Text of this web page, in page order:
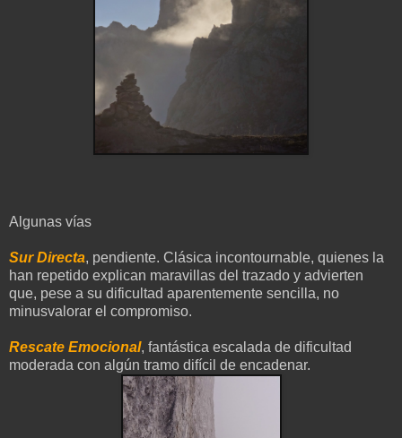
Algunas vías
Sur Directa, pendiente. Clásica incontournable, quienes la
han repetido explican maravillas del trazado y advierten
que, pese a su dificultad aparentemente sencilla, no
minusvalorar el compromiso.
Rescate Emocional, fantástica escalada de dificultad
moderada con algún tramo difícil de encadenar.